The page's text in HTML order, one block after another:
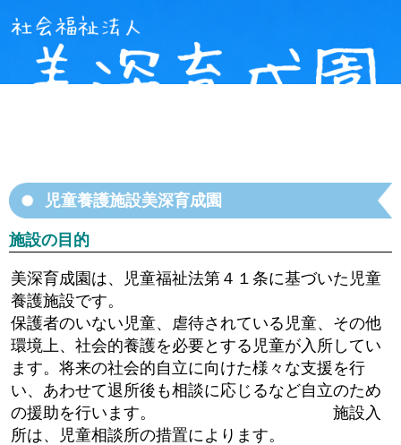
児童養護施設美深育成園
施設の目的
美深育成園は、児童福祉法第４１条に基づいた児童
養護施設です。
保護者のいない児童、虐待されている児童、その他
環境上、社会的養護を必要とする児童が入所してい
ます。将来の社会的自立に向けた様々な支援を行
い、あわせて退所後も相談に応じるなど自立のため
の援助を行います。 施設入
所は、児童相談所の措置によります。